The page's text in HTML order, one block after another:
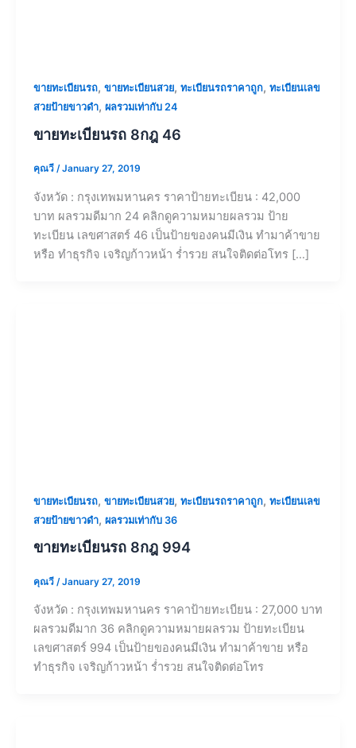
ขายทะเบียนรถ, ขายทะเบียนสวย, ทะเบียนรถราคาถูก, ทะเบียนเลข
สวยป้ายขาวดำ, ผลรวมเท่ากับ 24
ขายทะเบียนรถ 8กฎ 46
คุณวี /January 27, 2019
จังหวัด : กรุงเทพมหานคร ราคาป้ายทะเบียน : 42,000
บาท ผลรวมดีมาก 24 คลิกดูความหมายผลรวม ป้าย
ทะเบียน เลขศาสตร์ 46 เป็นป้ายของคนมีเงิน ทำมาค้าขาย
หรือ ทำธุรกิจ เจริญก้าวหน้า ร่ำรวย สนใจติดต่อโทร […]
ขายทะเบียนรถ, ขายทะเบียนสวย, ทะเบียนรถราคาถูก, ทะเบียนเลข
สวยป้ายขาวดำ, ผลรวมเท่ากับ 36
ขายทะเบียนรถ 8กฎ 994
คุณวี /January 27, 2019
จังหวัด : กรุงเทพมหานคร ราคาป้ายทะเบียน : 27,000 บาท
ผลรวมดีมาก 36 คลิกดูความหมายผลรวม ป้ายทะเบียน
เลขศาสตร์ 994 เป็นป้ายของคนมีเงิน ทำมาค้าขาย หรือ
ทำธุรกิจ เจริญก้าวหน้า ร่ำรวย สนใจติดต่อโทร